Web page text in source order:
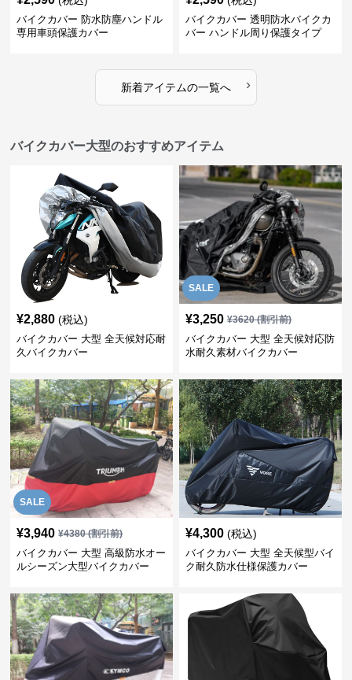
バイクカバー 防水防塵ハンドル
専用車頭保護カバー
バイクカバー 透明防水バイクカ
バー ハンドル周り保護タイプ
新着アイテムの一覧へ ›
バイクカバー大型のおすすめアイテム
¥2,880 (税込)
バイクカバー 大型 全天候対応耐
久バイクカバー
SALE
¥3,250 ¥3620(割引前)
バイクカバー 大型 全天候対応防
水耐久素材バイクカバー
SALE
¥3,940 ¥4380(割引前)
バイクカバー 大型 高級防水オー
ルシーズン大型バイクカバー
¥4,300 (税込)
バイクカバー 大型 全天候型バイ
ク耐久防水仕様保護カバー